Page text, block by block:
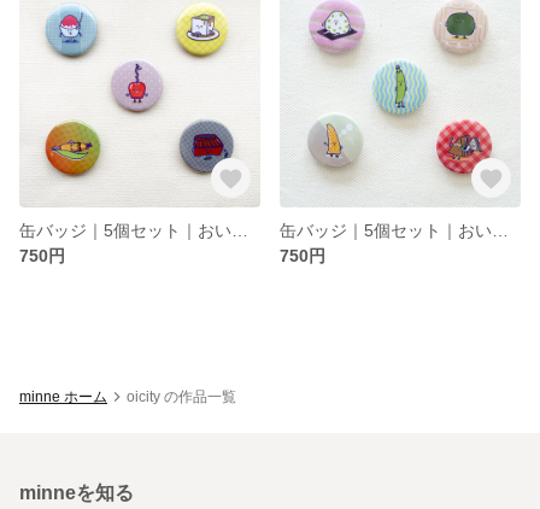
750円
750円
minne ホーム oicity の作品一覧
minneを知る